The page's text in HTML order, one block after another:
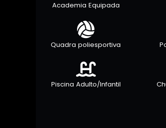
Academia Equipada
Quadra poliesportiva
Piscina Adulto/Infantil